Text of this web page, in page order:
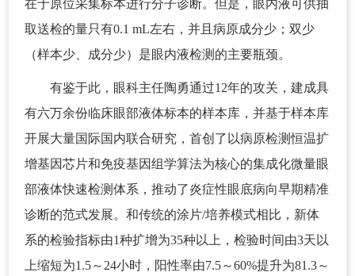
在于原位采集标本进行分子诊断。但是，眼内液可供抽
取送检的量只有0.1 mL左右，并且病原成分少；双少
（样本少、成分少）是眼内液检测的主要瓶颈。
有鉴于此，眼科主任陶勇通过12年的攻关，建成具
有六万余份临床眼部液体标本的样本库，并基于样本库
开展大量国际国内联合研究，首创了以病原检测恒温扩
增基因芯片和免疫基因组学算法为核心的集成化微量眼
部液体快速检测体系，推动了炎症性眼底病向早期精准
诊断的范式发展。和传统的涂片/培养模式相比，新体
系的检验指标由1种扩增为35种以上，检验时间由3天以
上缩短为1.5～24小时，阳性率由7.5～60%提升为81.3～